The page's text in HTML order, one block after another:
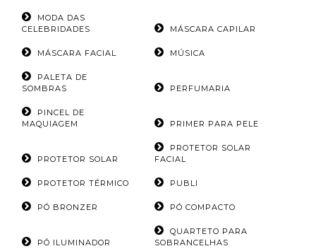
MODA DAS
CELEBRIDADES
MÁSCARA CAPILAR
MÁSCARA FACIAL MÚSICA
PALETA DE
SOMBRAS
PERFUMARIA
PINCEL DE
MAQUIAGEM
PRIMER PARA PELE
PROTETOR SOLAR
PROTETOR SOLAR
FACIAL
PROTETOR TÉRMICO PUBLI
PÓ BRONZER PÓ COMPACTO
PÓ ILUMINADOR
QUARTETO PARA
SOBRANCELHAS